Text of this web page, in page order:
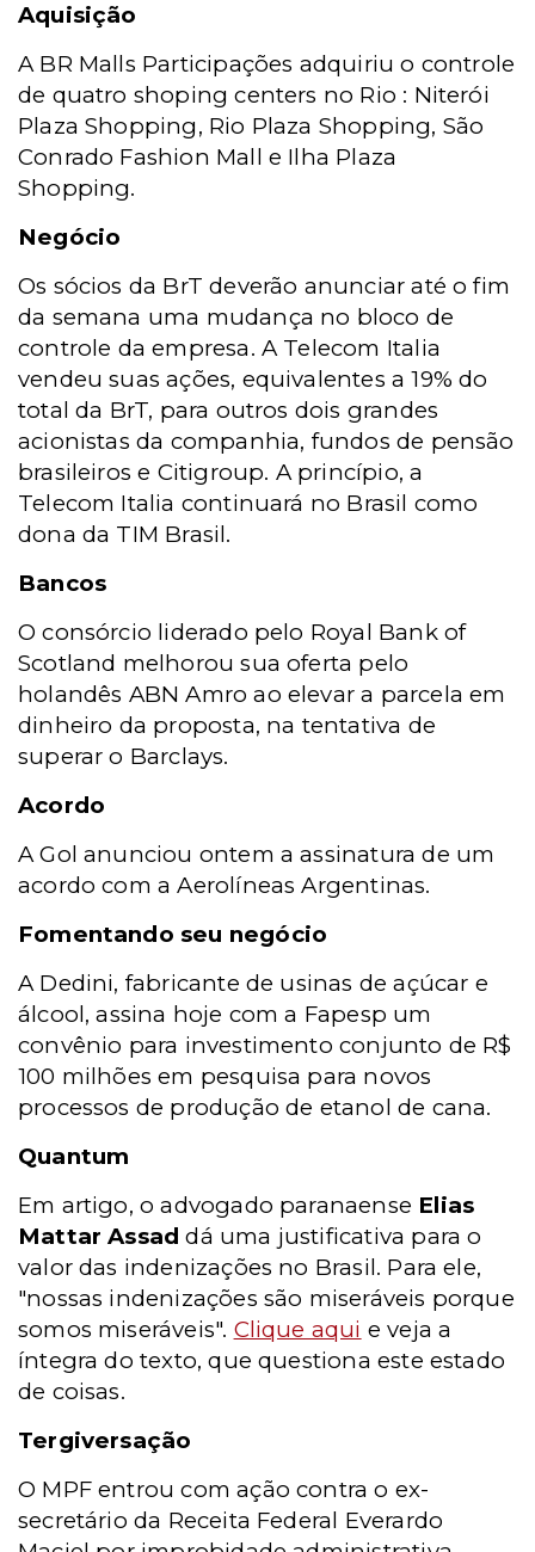
Aquisição
A BR Malls Participações adquiriu o controle
de quatro shoping centers no Rio : Niterói
Plaza Shopping, Rio Plaza Shopping, São
Conrado Fashion Mall e Ilha Plaza
Shopping.
Negócio
Os sócios da BrT deverão anunciar até o fim
da semana uma mudança no bloco de
controle da empresa. A Telecom Italia
vendeu suas ações, equivalentes a 19% do
total da BrT, para outros dois grandes
acionistas da companhia, fundos de pensão
brasileiros e Citigroup. A princípio, a
Telecom Italia continuará no Brasil como
dona da TIM Brasil.
Bancos
O consórcio liderado pelo Royal Bank of
Scotland melhorou sua oferta pelo
holandês ABN Amro ao elevar a parcela em
dinheiro da proposta, na tentativa de
superar o Barclays.
Acordo
A Gol anunciou ontem a assinatura de um
acordo com a Aerolíneas Argentinas.
Fomentando seu negócio
A Dedini, fabricante de usinas de açúcar e
álcool, assina hoje com a Fapesp um
convênio para investimento conjunto de R$
100 milhões em pesquisa para novos
processos de produção de etanol de cana.
Quantum
Em artigo, o advogado paranaense Elias
Mattar Assaddá uma justificativa para o
valor das indenizações no Brasil. Para ele,
"nossas indenizações são miseráveis porque
somos miseráveis". Clique aqui e veja a
íntegra do texto, que questiona este estado
de coisas.
Tergiversação
O MPF entrou com ação contra o ex-
secretário da Receita Federal Everardo